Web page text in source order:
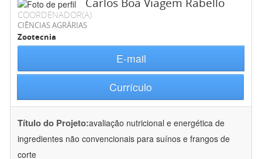
COORDENADOR(A)
CIÊNCIAS AGRÁRIAS
Zootecnia
E-mail
Currículo
Título do Projeto:avaliação nutricional e energética de
ingredientes não convencionais para suínos e frangos de
corte